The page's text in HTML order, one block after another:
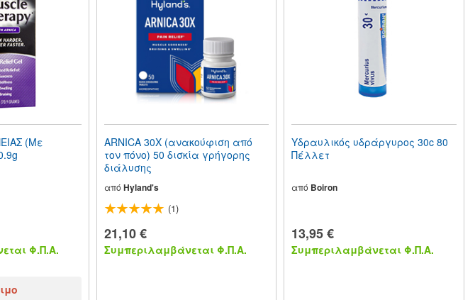
(Με
Φ.Π.Α.
ARNICA 30X (ανακούφιση από
τον πόνο) 50 δισκία γρήγορης
διάλυσης
από Hyland's
(1)
21,10 €
Συμπεριλαμβάνεται Φ.Π.Α.
Υδραυλικός υδράργυρος 30c 80
Πέλλετ
από Boiron
13,95 €
Συμπεριλαμβάνεται Φ.Π.Α.